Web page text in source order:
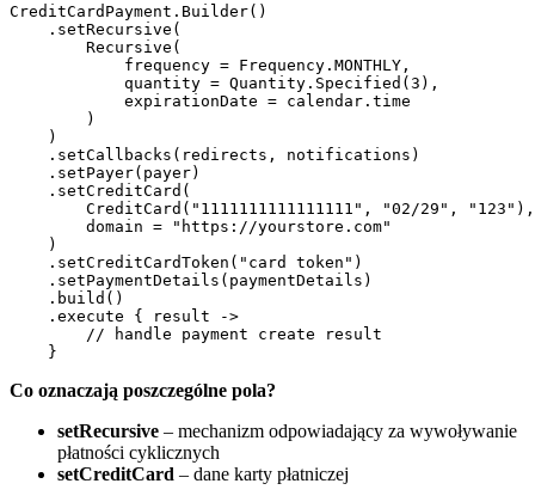
CreditCardPayment.Builder()
    .setRecursive(
        Recursive(
            frequency = Frequency.MONTHLY,
            quantity = Quantity.Specified(3),
            expirationDate = calendar.time
        )
    )
    .setCallbacks(redirects, notifications)
    .setPayer(payer)
    .setCreditCard(
        CreditCard("1111111111111111", "02/29", "123"),
        domain = "https://yourstore.com"
    )
    .setCreditCardToken("card token")
    .setPaymentDetails(paymentDetails)
    .build()
    .execute { result ->
        // handle payment create result
Co oznaczają poszczególne pola?
setRecursive – mechanizm odpowiadający za wywoływanie
płatności cyklicznych
setCreditCard – dane karty płatniczej